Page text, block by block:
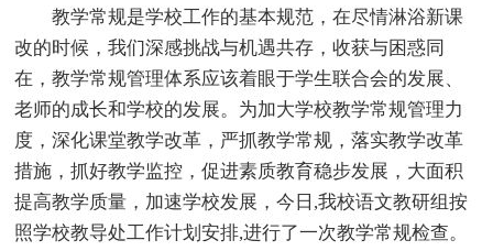
教学常规是学校工作的基本规范，在尽情淋浴新课
改的时候，我们深感挑战与机遇共存，收获与困惑同
在，教学常规管理体系应该着眼于学生联合会的发展、
老师的成长和学校的发展。为加大学校教学常规管理力
度，深化课堂教学改革，严抓教学常规，落实教学改革
措施，抓好教学监控，促进素质教育稳步发展，大面积
提高教学质量，加速学校发展，今日,我校语文教研组按
照学校教导处工作计划安排,进行了一次教学常规检查。